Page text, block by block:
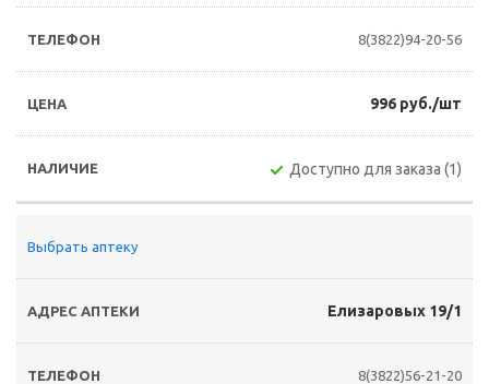
8(3822)94-20-56
996 руб./шт
Доступно для заказа (1)
Выбрать аптеку
Елизаровых 19/1
8(3822)56-21-20